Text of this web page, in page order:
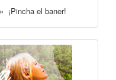
¡Pincha el baner!